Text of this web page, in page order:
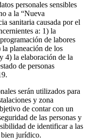
personales sensibles
a la “Nueva
sanitaria causada por el
a: 1) la
de labores
la planeación de los
4) la elaboración de la
de personas
serán utilizados para
y zona
de contar con un
de las personas y
de identificar a las
bien jurídico.